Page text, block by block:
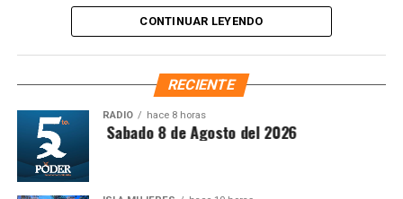
Fuente: 5to Poder Agencia de Noticias
Ley Nacional para Eliminar Trámites Burocráticos
mediante la instauración de la Autoridad Municipal de
Simplificación y Digitalización. Con ello, se busca agilizar
trámites, reducir cargas administrativas y mejorar la
CONTINUAR LEYENDO
RECIENTE
RADIO hace 8 horas
Matutina Sabado 8 de Agosto del 2026